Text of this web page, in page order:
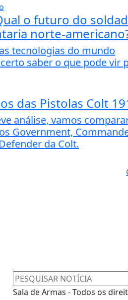
o futuro do
norte-
tecnologias do mundo
saber o que pode vir
das Pistolas Colt
análise, vamos
Government,
da Colt.
Sala de Armas - Todos os